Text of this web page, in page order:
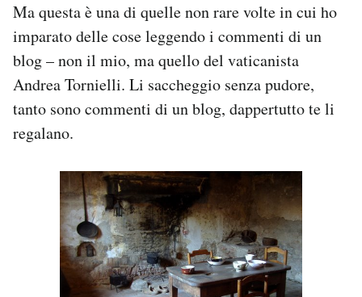
Ma questa è una di quelle non rare volte in cui ho
imparato delle cose leggendo i commenti di un
blog – non il mio, ma quello del vaticanista
Andrea Tornielli. Li saccheggio senza pudore,
tanto sono commenti di un blog, dappertutto te li
regalano.